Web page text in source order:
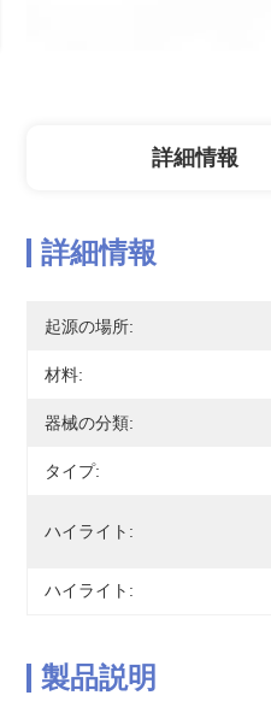
詳細情報
詳細情報
起源の場所:
材料:
器械の分類:
タイプ:
ハイライト:
ハイライト:
製品説明